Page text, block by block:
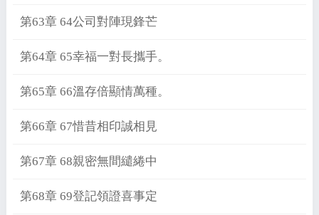
第63章 64公司對陣現鋒芒
第64章 65幸福一對長攜手。
第65章 66溫存倍顯情萬種。
第66章 67惜昔相印誠相見
第67章 68親密無間繾綣中
第68章 69登記領證喜事定